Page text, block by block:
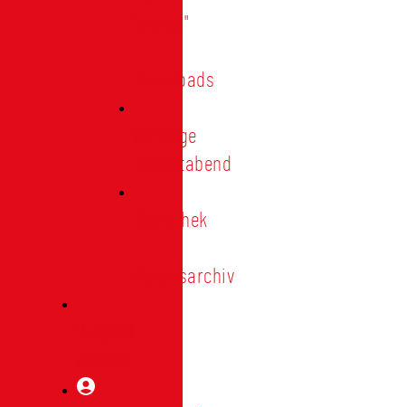
"digital"
Downloads
Vorträge
Heimatabend
Bibliothek
Vereinsarchiv